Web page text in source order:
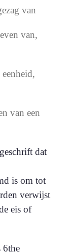
van
van,
van een
dat
is om tot
verwijst
eis of
6the